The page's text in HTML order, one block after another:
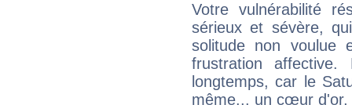
Votre vulnérabilité
sérieux et sévère,
solitude non voulue
frustration
longtemps, car le
même... un cœur d'or,